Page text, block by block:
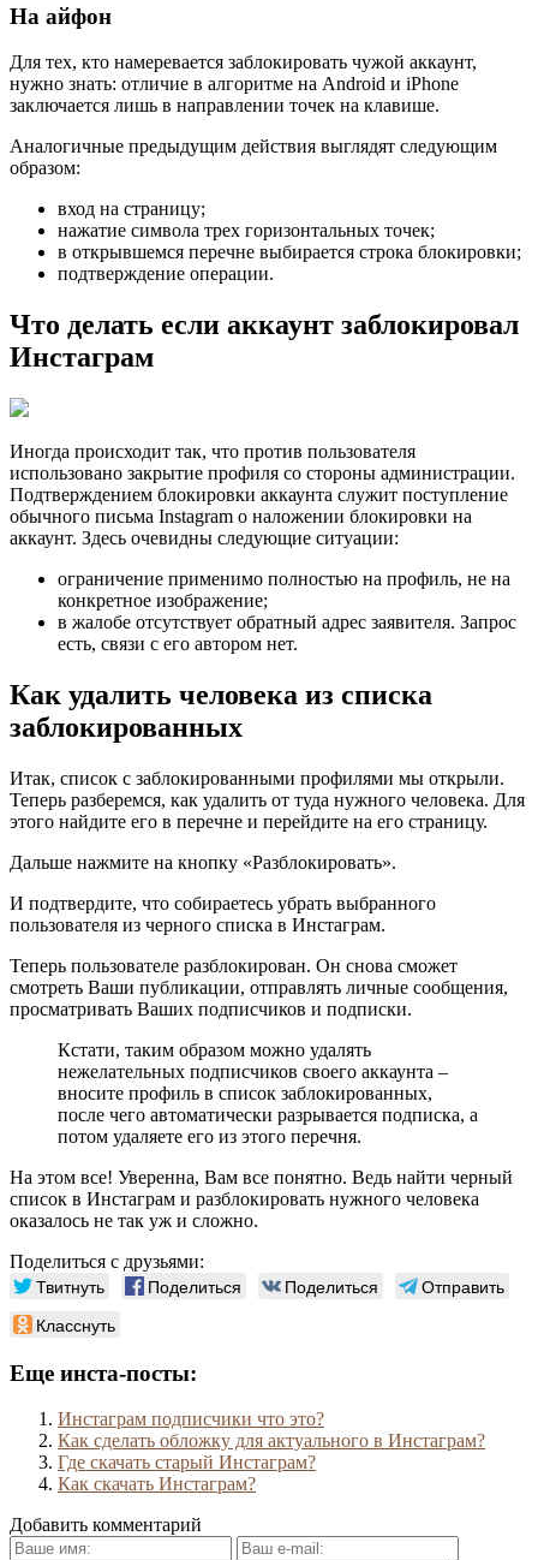
На айфон
Для тех, кто намеревается заблокировать чужой аккаунт,
нужно знать: отличие в алгоритме на Android и iPhone
заключается лишь в направлении точек на клавише.
Аналогичные предыдущим действия выглядят следующим
образом:
вход на страницу;
нажатие символа трех горизонтальных точек;
в открывшемся перечне выбирается строка блокировки;
подтверждение операции.
Что делать если аккаунт заблокировал
Инстаграм
Иногда происходит так, что против пользователя
использовано закрытие профиля со стороны администрации.
Подтверждением блокировки аккаунта служит поступление
обычного письма Instagram о наложении блокировки на
аккаунт. Здесь очевидны следующие ситуации:
ограничение применимо полностью на профиль, не на
конкретное изображение;
в жалобе отсутствует обратный адрес заявителя. Запрос
есть, связи с его автором нет.
Как удалить человека из списка
заблокированных
Итак, список с заблокированными профилями мы открыли.
Теперь разберемся, как удалить от туда нужного человека. Для
этого найдите его в перечне и перейдите на его страницу.
Дальше нажмите на кнопку «Разблокировать».
И подтвердите, что собираетесь убрать выбранного
пользователя из черного списка в Инстаграм.
Теперь пользователе разблокирован. Он снова сможет
смотреть Ваши публикации, отправлять личные сообщения,
просматривать Ваших подписчиков и подписки.
Кстати, таким образом можно удалять
нежелательных подписчиков своего аккаунта –
вносите профиль в список заблокированных,
после чего автоматически разрывается подписка, а
потом удаляете его из этого перечня.
На этом все! Уверенна, Вам все понятно. Ведь найти черный
список в Инстаграм и разблокировать нужного человека
оказалось не так уж и сложно.
Поделиться с друзьями:
Твитнуть Поделиться Поделиться
Отправить
Класснуть
Еще инста-посты:
Инстаграм подписчики что это?
Как сделать обложку для актуального в Инстаграм?
Где скачать старый Инстаграм?
Как скачать Инстаграм?
Добавить комментарий